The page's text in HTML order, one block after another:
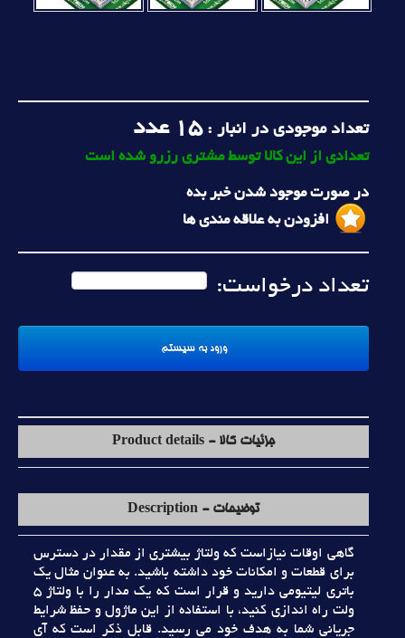
تعداد موجودی در انبار :15 عدد
تعدادی از این کالا توسط مشتری رزرو شده است
در صورت موجود شدن خبر بده
افزودن به علاقه مندی ها
تعداد درخواست:
جزئیات کالا - Product details
توضیحات - Description
گاهي اوقات نيازاست که ولتاژ بيشتري از مقدار در دسترس
براي قطعات و امکانات خود داشته باشيد. به عنوان مثال يک
باتري ليتيومي داريد و قرار است که يک مدار را با ولتاژ 5
ولت راه اندازي کنيد، با استفاده از اين ماژول و حفظ شرايط
جرياني شما به هدف خود مي رسيد. قابل ذکر است که آي